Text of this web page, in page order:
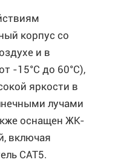
корпус со
и в
-15°C до 60°C),
яркости в
лучами
оснащен ЖК-
включая
CAT5.